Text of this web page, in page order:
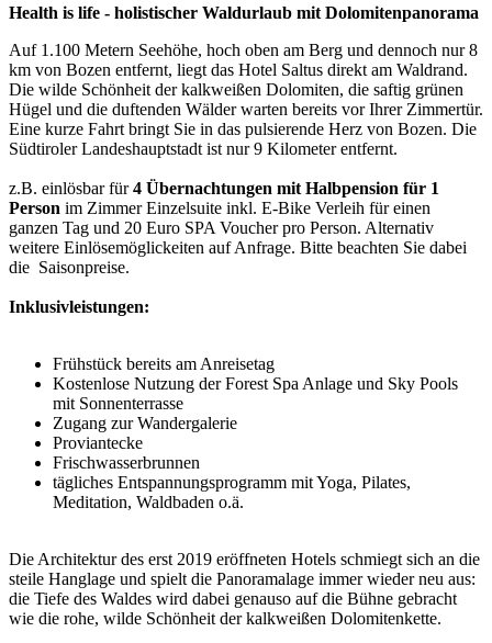
Health is life - holistischer Waldurlaub mit Dolomitenpanorama
Auf 1.100 Metern Seehöhe, hoch oben am Berg und dennoch nur 8
km von Bozen entfernt, liegt das Hotel Saltus direkt am Waldrand.
Die wilde Schönheit der kalkweißen Dolomiten, die saftig grünen
Hügel und die duftenden Wälder warten bereits vor Ihrer Zimmertür.
Eine kurze Fahrt bringt Sie in das pulsierende Herz von Bozen. Die
Südtiroler Landeshauptstadt ist nur 9 Kilometer entfernt.
z.B. einlösbar für4 Übernachtungen mit Halbpension für 1
Person im Zimmer Einzelsuite inkl. E-Bike Verleih für einen
ganzen Tag und 20 Euro SPA Voucher pro Person. Alternativ
weitere Einlösemöglickeiten auf Anfrage. Bitte beachten Sie dabei
die Saisonpreise.
Inklusivleistungen:
Frühstück bereits am Anreisetag
Kostenlose Nutzung der Forest Spa Anlage und Sky Pools
mit Sonnenterrasse
Zugang zur Wandergalerie
Proviantecke
Frischwasserbrunnen
tägliches Entspannungsprogramm mit Yoga, Pilates,
Meditation, Waldbaden o.ä.
Die Architektur des erst 2019 eröffneten Hotels schmiegt sich an die
steile Hanglage und spielt die Panoramalage immer wieder neu aus:
die Tiefe des Waldes wird dabei genauso auf die Bühne gebracht
wie die rohe, wilde Schönheit der kalkweißen Dolomitenkette.